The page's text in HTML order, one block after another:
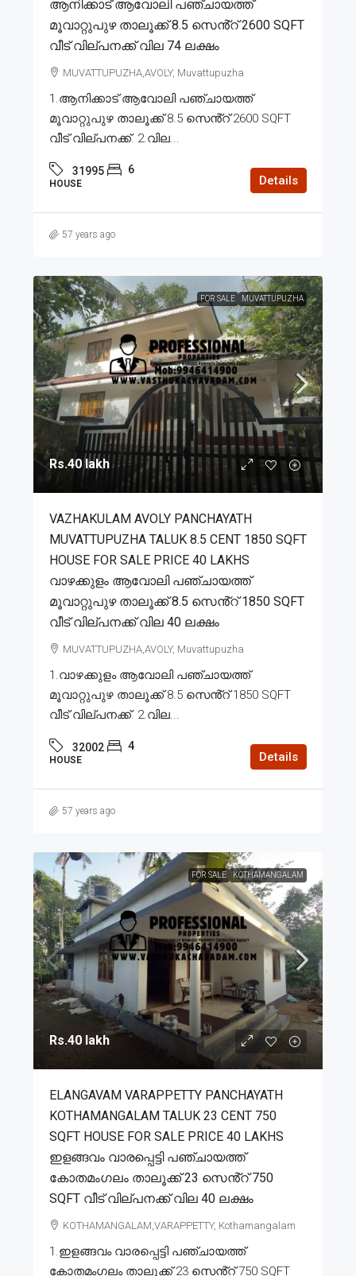
ആനിക്കാട് ആവോലി പഞ്ചായത്ത്
മൂവാറ്റുപുഴ താലൂക്ക് 8.5 സെൻ്റ് 2600 SQFT
വീട് വില്പനക്ക് വില 74 ലക്ഷം
MUVATTUPUZHA,AVOLY, Muvattupuzha
1.ആനിക്കാട് ആവോലി പഞ്ചായത്ത്
മൂവാറ്റുപുഴ താലൂക്ക് 8.5 സെൻ്റ് 2600 SQFT
വീട് വില്പനക്ക്. 2.വില...
31995 6
HOUSE Details
57 years ago
FOR SALE MUVATTUPUZHA
Rs.40 lakh
VAZHAKULAM AVOLY PANCHAYATH
MUVATTUPUZHA TALUK 8.5 CENT 1850 SQFT
HOUSE FOR SALE PRICE 40 LAKHS
വാഴക്കുളം ആവോലി പഞ്ചായത്ത്
മൂവാറ്റുപുഴ താലൂക്ക് 8.5 സെൻ്റ് 1850 SQFT
വീട് വില്പനക്ക് വില 40 ലക്ഷം
MUVATTUPUZHA,AVOLY, Muvattupuzha
1.വാഴക്കുളം ആവോലി പഞ്ചായത്ത്
മൂവാറ്റുപുഴ താലൂക്ക് 8.5 സെൻ്റ് 1850 SQFT
വീട് വില്പനക്ക്. 2.വില...
32002 4
HOUSE Details
57 years ago
FOR SALE KOTHAMANGALAM
Rs.40 lakh
ELANGAVAM VARAPPETTY PANCHAYATH
KOTHAMANGALAM TALUK 23 CENT 750
SQFT HOUSE FOR SALE PRICE 40 LAKHS
ഇളങ്ങവം വാരപ്പെട്ടി പഞ്ചായത്ത്
കോതമംഗലം താലൂക്ക് 23 സെൻ്റ് 750
SQFT വീട് വില്പനക്ക് വില 40 ലക്ഷം
KOTHAMANGALAM,VARAPPETTY, Kothamangalam
1.ഇളങ്ങവം വാരപ്പെട്ടി പഞ്ചായത്ത്
കോതമംഗലം താലൂക്ക് 23 സെൻ്റ് 750 SQFT